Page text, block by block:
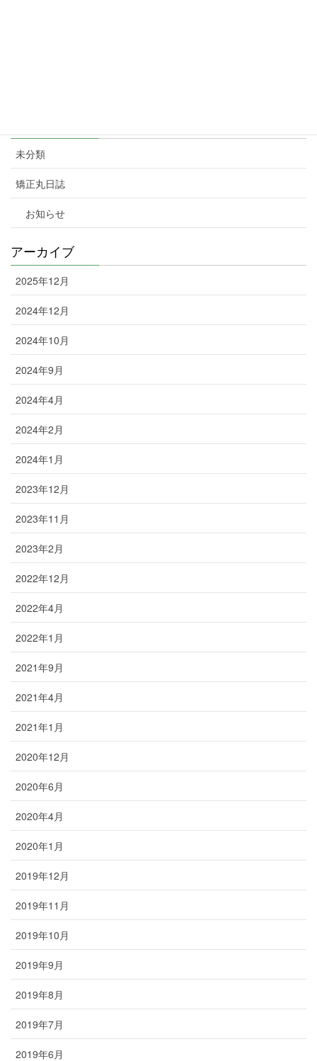
未分類
矯正丸日誌
お知らせ
アーカイブ
2025年12月
2024年12月
2024年10月
2024年9月
2024年4月
2024年2月
2024年1月
2023年12月
2023年11月
2023年2月
2022年12月
2022年4月
2022年1月
2021年9月
2021年4月
2021年1月
2020年12月
2020年6月
2020年4月
2020年1月
2019年12月
2019年11月
2019年10月
2019年9月
2019年8月
2019年7月
2019年6月